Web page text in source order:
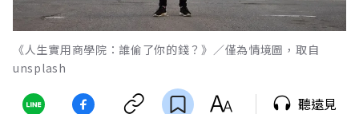
《人生實用商學院：誰偷了你的錢？》／僅為情境圖，取自
unsplash
聽遠見